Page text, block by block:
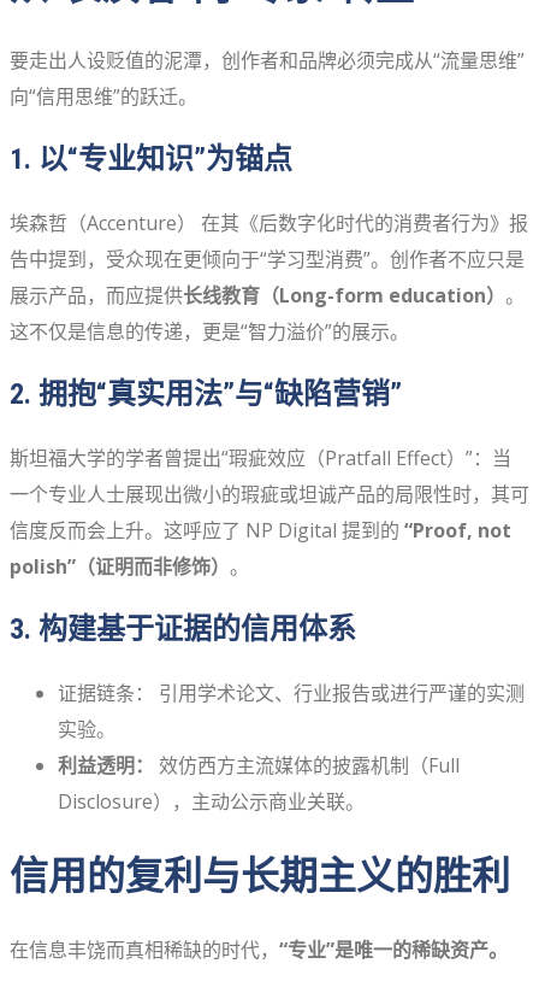
要走出人设贬值的泥潭，创作者和品牌必须完成从“流量思维”
向“信用思维”的跃迁。
1. 以“专业知识”为锚点
埃森哲（Accenture） 在其《后数字化时代的消费者行为》报
告中提到，受众现在更倾向于“学习型消费”。创作者不应只是
展示产品，而应提供长线教育（Long-form education） 。
这不仅是信息的传递，更是“智力溢价”的展示。
2. 拥抱“真实用法”与“缺陷营销”
斯坦福大学的学者曾提出“瑕疵效应（Pratfall Effect）”：当
一个专业人士展现出微小的瑕疵或坦诚产品的局限性时，其可
信度反而会上升。这呼应了 NP Digital 提到的 “Proof, not
polish”（证明而非修饰） 。
3. 构建基于证据的信用体系
证据链条： 引用学术论文、行业报告或进行严谨的实测
实验。
利益透明：
效仿西方主流媒体的披露机制（Full
Disclosure），主动公示商业关联。
信用的复利与长期主义的胜利
在信息丰饶而真相稀缺的时代， “专业”是唯一的稀缺资产。